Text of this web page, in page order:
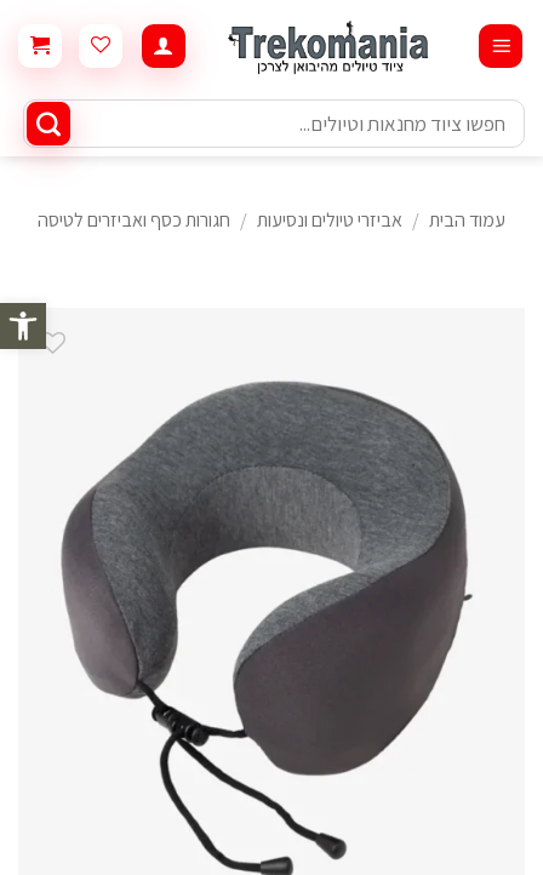
פתח
content
חיפוש
עבור:
עמוד הבית / אביזרי טיולים ונסיעות / חגורות כסף ואביזרים לטיסה